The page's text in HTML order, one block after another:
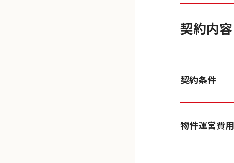
契約内容
契約条件
物件運営費用